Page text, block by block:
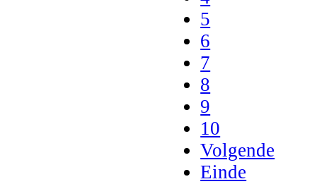
5
6
7
8
9
10
Volgende
Einde